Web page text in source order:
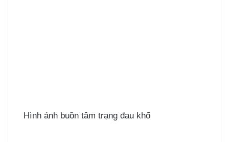
Hình ảnh buồn tâm trạng đau khổ